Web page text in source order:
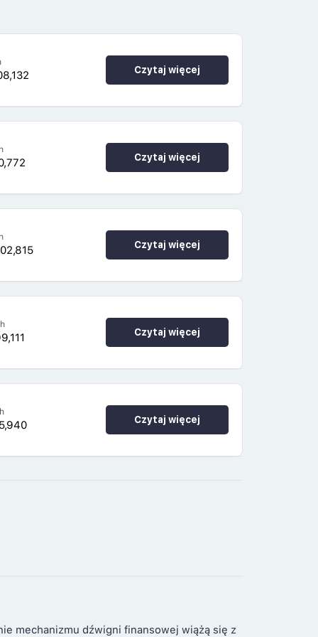
Czytaj więcej
Czytaj więcej
Czytaj więcej
Czytaj więcej
Czytaj więcej
mechanizmu dźwigni finansowej wiążą się z